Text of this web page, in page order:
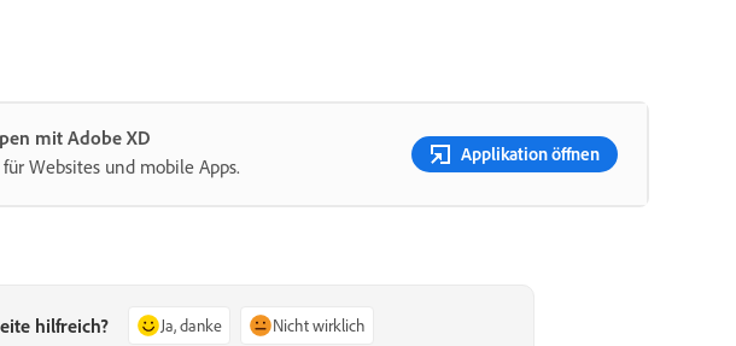
mit Adobe XD
Websites und mobile Apps.
Applikation öffnen
hilfreich? Ja, danke Nicht wirklich